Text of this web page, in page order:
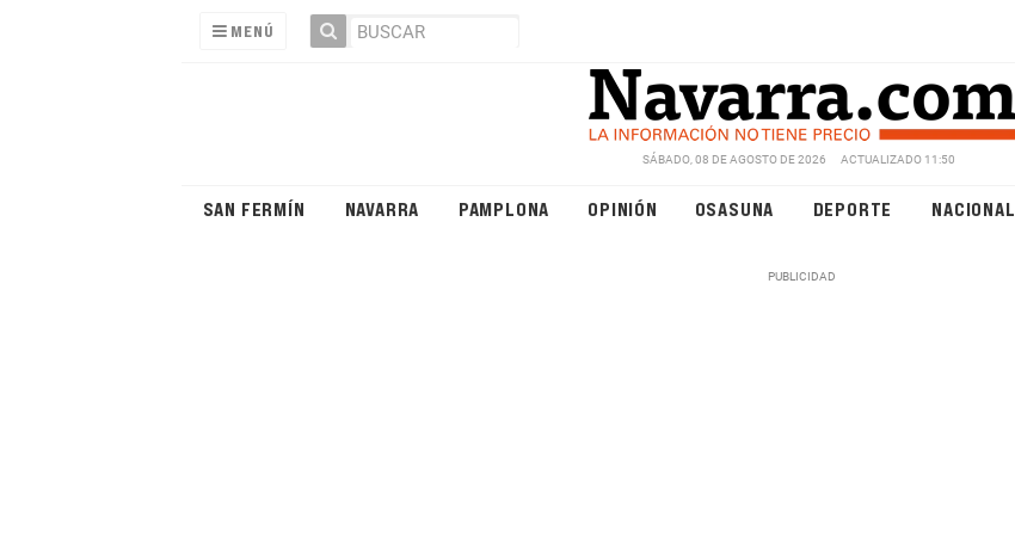
MENÚ
SÁBADO, 08 DE AGOSTO DE 2026 ACTUALIZADO 11:50
SAN FERMÍN NAVARRA PAMPLONA OPINIÓN OSASUNA DEPORTE NACIONAL